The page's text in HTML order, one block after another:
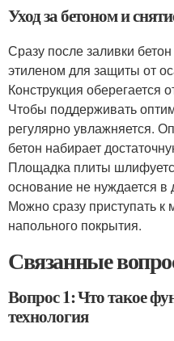
Уход за бетоном и
Сразу после заливки
этиленом для защиты от
Конструкция оберегается
Чтобы поддерживать
регулярно увлажняется.
бетон набирает
Площадка плиты
основание не нуждается в
Можно сразу приступать к
напольного покрытия.
Связанные
Вопрос 1: Что такое
технология